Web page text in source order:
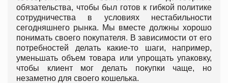
обязательства, чтобы был готов к гибкой политике
сотрудничества в условиях нестабильности
сегодняшнего рынка. Мы вместе должны хорошо
понимать своего покупателя. В зависимости от его
потребностей делать какие-то шаги, например,
уменьшать объем товара или упрощать упаковку,
чтобы клиент мог делать покупки чаще, но
незаметно для своего кошелька.